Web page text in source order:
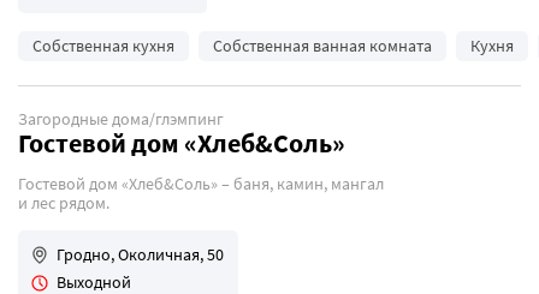
Собственная кухня Собственная ванная комната Кухня
Загородные дома/глэмпинг
Гостевой дом «Хлеб&Соль»
Гостевой дом «Хлеб&Соль» – баня, камин, мангал
и лес рядом.
Гродно, Околичная, 50
Выходной